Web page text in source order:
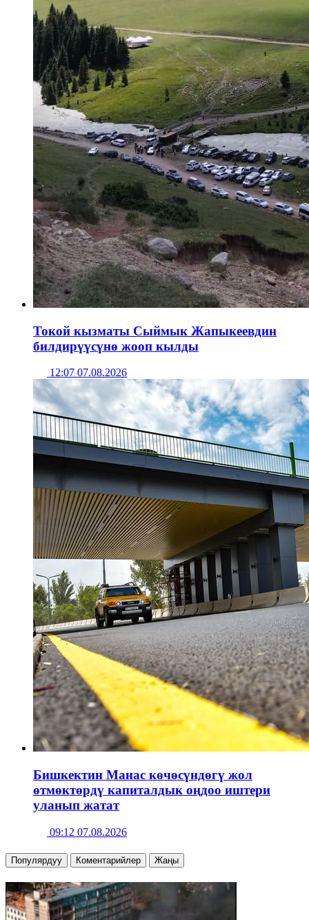
Токой кызматы Сыймык Жапыкеевдин
билдирүүсүнө жооп кылды
12:07 07.08.2026
Бишкектин Манас көчөсүндөгү жол
өтмөктөрдү капиталдык оңдоо иштери
уланып жатат
09:12 07.08.2026
Популярдуу Коментарийлер Жаңы